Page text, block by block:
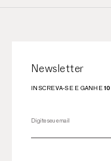
Newsletter
INSCREVA-SE E GANHE